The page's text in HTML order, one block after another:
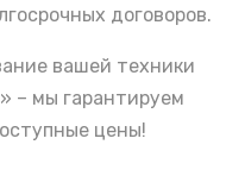
договоров.
вашей техники
– мы гарантируем
цены!